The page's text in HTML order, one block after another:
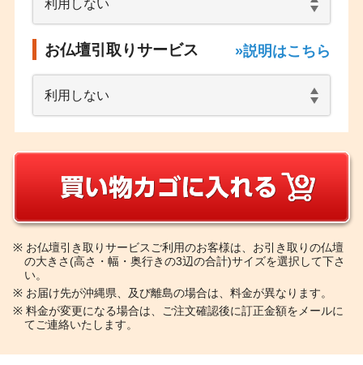
お仏壇引取りサービス »説明はこちら
※お仏壇引き取りサービスご利用のお客様は、お引き取りの仏壇
の大きさ(高さ・幅・奥行きの3辺の合計)サイズを選択して下さ
い。
※お届け先が沖縄県、及び離島の場合は、料金が異なります。
※料金が変更になる場合は、ご注文確認後に訂正金額をメールに
てご連絡いたします。